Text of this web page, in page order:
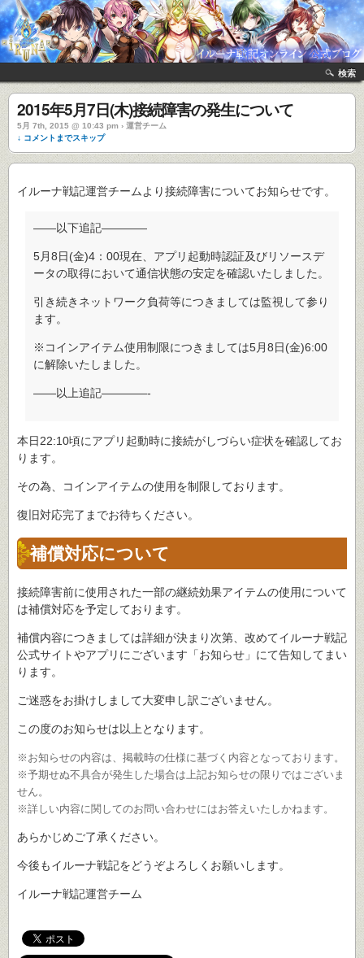
検索
2015年5月7日(木)接続障害の発生について
5月 7th, 2015 @ 10:43 pm › 運営チーム
↓ コメントまでスキップ
イルーナ戦記運営チームより接続障害についてお知らせです。
――以下追記――――
5月8日(金)4：00現在、アプリ起動時認証及びリソースデ
ータの取得において通信状態の安定を確認いたしました。
引き続きネットワーク負荷等につきましては監視して参り
ます。
※コインアイテム使用制限につきましては5月8日(金)6:00
に解除いたしました。
――以上追記――――-
本日22:10頃にアプリ起動時に接続がしづらい症状を確認してお
ります。
その為、コインアイテムの使用を制限しております。
復旧対応完了までお待ちください。
補償対応について
接続障害前に使用された一部の継続効果アイテムの使用について
は補償対応を予定しております。
補償内容につきましては詳細が決まり次第、改めてイルーナ戦記
公式サイトやアプリにございます「お知らせ」にて告知してまい
ります。
ご迷惑をお掛けしまして大変申し訳ございません。
この度のお知らせは以上となります。
※お知らせの内容は、掲載時の仕様に基づく内容となっております。
※予期せぬ不具合が発生した場合は上記お知らせの限りではございま
せん。
※詳しい内容に関してのお問い合わせにはお答えいたしかねます。
あらかじめご了承ください。
今後もイルーナ戦記をどうぞよろしくお願いします。
イルーナ戦記運営チーム